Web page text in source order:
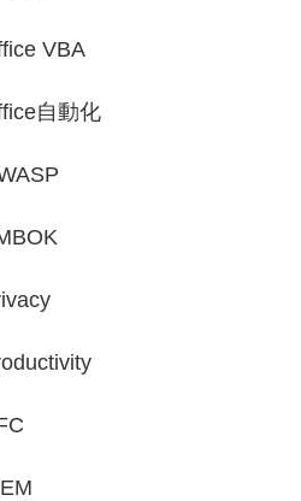
VBA
自動化